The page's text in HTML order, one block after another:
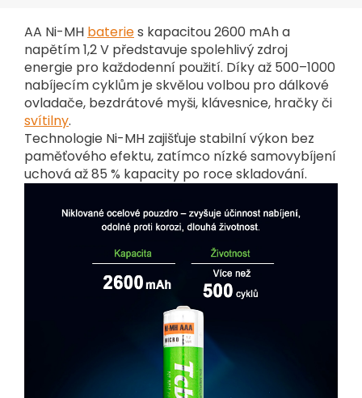
AA Ni-MH bateries kapacitou 2600 mAh a
napětím 1,2 V představuje spolehlivý zdroj
energie pro každodenní použití. Díky až 500–1000
nabíjecím cyklům je skvělou volbou pro dálkové
ovladače, bezdrátové myši, klávesnice, hračky či
svítilny.
Technologie Ni-MH zajišťuje stabilní výkon bez
paměťového efektu, zatímco nízké samovybíjení
uchová až 85 % kapacity po roce skladování.